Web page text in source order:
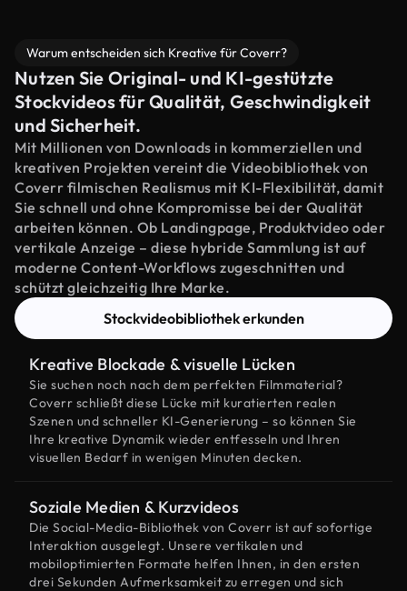
Warum entscheiden sich Kreative für Coverr?
Nutzen Sie Original- und KI-gestützte
Stockvideos für Qualität, Geschwindigkeit
und Sicherheit.
Mit Millionen von Downloads in kommerziellen und
kreativen Projekten vereint die Videobibliothek von
Coverr filmischen Realismus mit KI-Flexibilität, damit
Sie schnell und ohne Kompromisse bei der Qualität
arbeiten können. Ob Landingpage, Produktvideo oder
vertikale Anzeige – diese hybride Sammlung ist auf
moderne Content-Workflows zugeschnitten und
schützt gleichzeitig Ihre Marke.
Stockvideobibliothek erkunden
Kreative Blockade & visuelle Lücken
Sie suchen noch nach dem perfekten Filmmaterial?
Coverr schließt diese Lücke mit kuratierten realen
Szenen und schneller KI-Generierung – so können Sie
Ihre kreative Dynamik wieder entfesseln und Ihren
visuellen Bedarf in wenigen Minuten decken.
Soziale Medien & Kurzvideos
Die Social-Media-Bibliothek von Coverr ist auf sofortige
Interaktion ausgelegt. Unsere vertikalen und
mobiloptimierten Formate helfen Ihnen, in den ersten
drei Sekunden Aufmerksamkeit zu erregen und sich